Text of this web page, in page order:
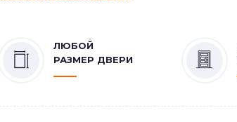
ЛЮБОЙ
РАЗМЕР ДВЕРИ